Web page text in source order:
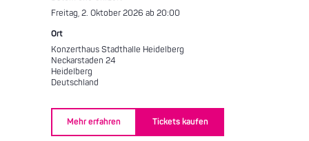
Freitag, 2. Oktober 2026 ab 20:00
Ort
Konzerthaus Stadthalle Heidelberg
Neckarstaden 24
Heidelberg
Deutschland
Mehr erfahren Tickets kaufen